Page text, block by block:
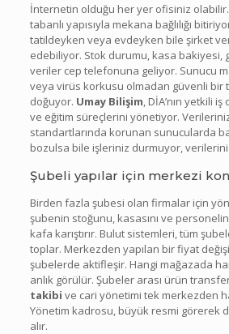
İnternetin olduğu her yer ofisiniz olabilir.
tabanlı yapısıyla mekana bağlılığı
tatildeyken veya evdeyken bile şirket
edebiliyor. Stok durumu, kasa bakiyesi,
veriler cep telefonuna geliyor. Sunucu
veya virüs korkusu olmadan güvenli bir
doğuyor. Umay Bilişim, DİA’nın yetkili
ve eğitim süreçlerini yönetiyor.
standartlarında korunan sunucularda
bozulsa bile işleriniz durmuyor,
Şubeli yapılar için merkezi
Birden fazla şubesi olan firmalar için
şubenin stoğunu, kasasını ve
kafa karıştırır. Bulut sistemleri, tüm
toplar. Merkezden yapılan bir fiyat
şubelerde aktifleşir. Hangi mağazada
anlık görülür. Şubeler arası ürün
takibi ve cari yönetimi tek merkezden
Yönetim kadrosu, büyük resmi görerek
alır.